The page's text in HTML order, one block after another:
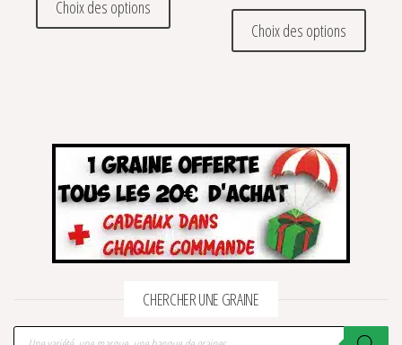
Choix des options
Choix des options
Ce
CHERCHER UNE GRAINE
Recherche de produits